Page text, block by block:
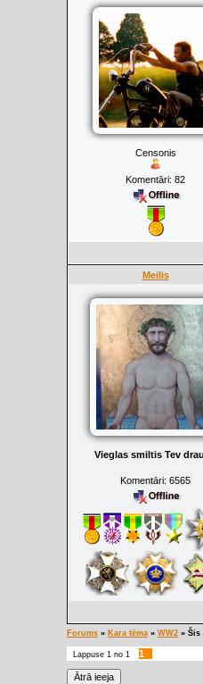
Censonis
Komentāri: 82
Meilis
Vieglas smiltis Tev
Komentāri: 6565
Forums » Kara tēma » WW2 » Šis
Lappuse 1 no 1 1